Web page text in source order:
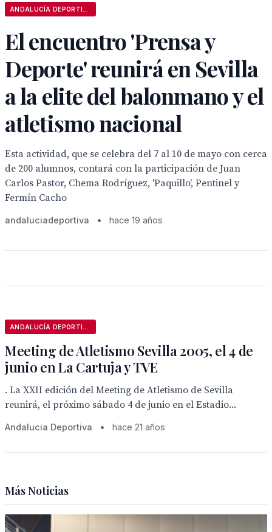
El encuentro 'Prensa y
Deporte' reunirá en Sevilla
a la elite del balonmano y el
atletismo nacional
Esta actividad, que se celebra del 7 al 10 de mayo con cerca
de 200 alumnos, contará con la participación de Juan
Carlos Pastor, Chema Rodríguez, 'Paquillo', Pentinel y
Fermín Cacho
andaluciadeportiva • hace 19 años
Meeting de Atletismo Sevilla 2005, el 4 de
junio en La Cartuja y TVE
. La XXII edición del Meeting de Atletismo de Sevilla
reunirá, el próximo sábado 4 de junio en el Estadio...
Andalucia Deportiva • hace 21 años
Más Noticias